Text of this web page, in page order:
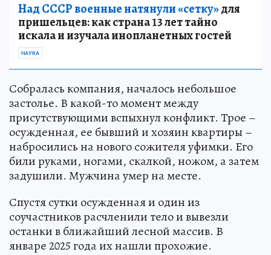
Над СССР военные натянули «сетку»для
пришельцев: как страна 13 лет тайно
искала и изучала инопланетных гостей
НАУКА
Собралась компания, началось небольшое
застолье. В какой-то момент между
присутствующими вспыхнул конфликт. Трое –
осужденная, ее бывший и хозяин квартиры –
набросились на нового сожителя уфимки. Его
били руками, ногами, скалкой, ножом, а затем
задушили. Мужчина умер на месте.
Спустя сутки осужденная и один из
соучастников расчленили тело и вывезли
останки в ближайший лесной массив. В
январе 2025 года их нашли прохожие.